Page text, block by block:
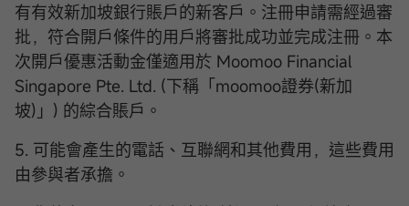
有有效新加坡銀行賬戶的新客戶。注冊申請需經過審
批，符合開戶條件的用戶將審批成功並完成注冊。本
次開戶優惠活動金僅適用於 Moomoo Financial
Singapore Pte. Ltd. (下稱「moomoo證券(新加
坡)」) 的綜合賬戶。
5. 可能會產生的電話、互聯網和其他費用，這些費用
由參與者承擔。